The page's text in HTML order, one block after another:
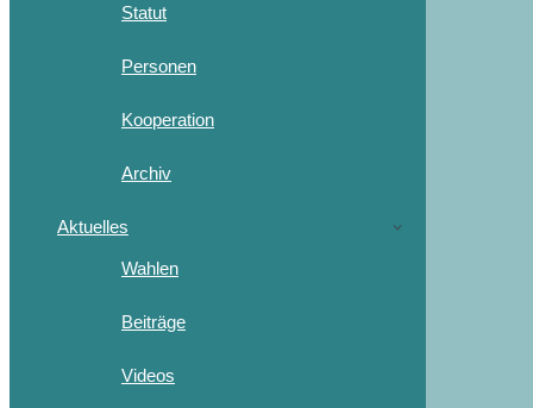
Statut
Personen
Kooperation
Archiv
Aktuelles
Wahlen
Beiträge
Videos